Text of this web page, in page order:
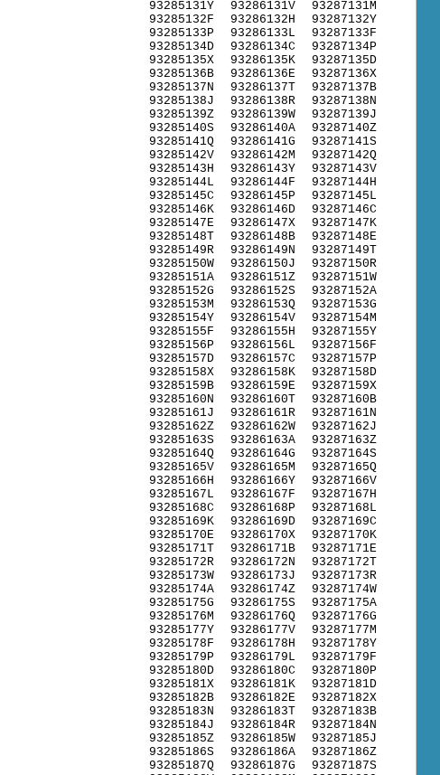
93285131Y
93285132F
93285133P
93285134D
93285135X
93285136B
93285137N
93285138J
93285139Z
93285140S
93285141Q
93285142V
93285143H
93285144L
93285145C
93285146K
93285147E
93285148T
93285149R
93285150W
93285151A
93285152G
93285153M
93285154Y
93285155F
93285156P
93285157D
93285158X
93285159B
93285160N
93285161J
93285162Z
93285163S
93285164Q
93285165V
93285166H
93285167L
93285168C
93285169K
93285170E
93285171T
93285172R
93285173W
93285174A
93285175G
93285176M
93285177Y
93285178F
93285179P
93285180D
93285181X
93285182B
93285183N
93285184J
93285185Z
93285186S
93285187Q
93286131V
93286132H
93286133L
93286134C
93286135K
93286136E
93286137T
93286138R
93286139W
93286140A
93286141G
93286142M
93286143Y
93286144F
93286145P
93286146D
93286147X
93286148B
93286149N
93286150J
93286151Z
93286152S
93286153Q
93286154V
93286155H
93286156L
93286157C
93286158K
93286159E
93286160T
93286161R
93286162W
93286163A
93286164G
93286165M
93286166Y
93286167F
93286168P
93286169D
93286170X
93286171B
93286172N
93286173J
93286174Z
93286175S
93286176Q
93286177V
93286178H
93286179L
93286180C
93286181K
93286182E
93286183T
93286184R
93286185W
93286186A
93286187G
93287131M
93287132Y
93287133F
93287134P
93287135D
93287136X
93287137B
93287138N
93287139J
93287140Z
93287141S
93287142Q
93287143V
93287144H
93287145L
93287146C
93287147K
93287148E
93287149T
93287150R
93287151W
93287152A
93287153G
93287154M
93287155Y
93287156F
93287157P
93287158D
93287159X
93287160B
93287161N
93287162J
93287163Z
93287164S
93287165Q
93287166V
93287167H
93287168L
93287169C
93287170K
93287171E
93287172T
93287173R
93287174W
93287175A
93287176G
93287177M
93287178Y
93287179F
93287180P
93287181D
93287182X
93287183B
93287184N
93287185J
93287186Z
93287187S